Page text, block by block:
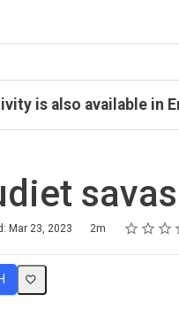
is also available in
Mar 23, 2023 2m Rating
1 star
2 stars
3 stars
4 stars
5 stars